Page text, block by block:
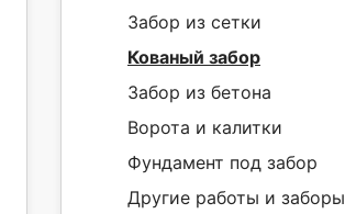
Забор из сетки
Кованый забор
Забор из бетона
Ворота и калитки
Фундамент под забор
Другие работы и заборы